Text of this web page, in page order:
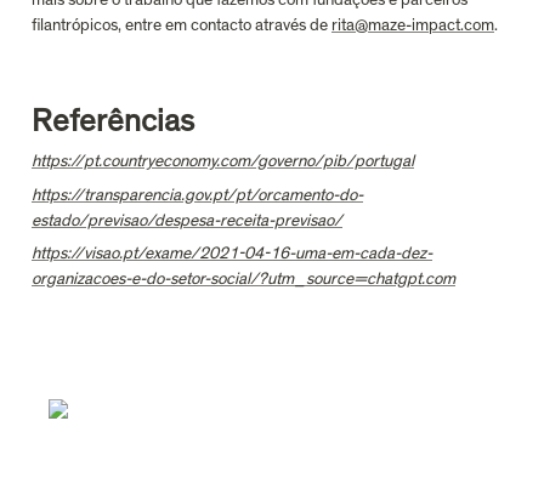
filantrópicos, entre em contacto através de rita@maze-impact.com.
Referências
https://pt.countryeconomy.com/governo/pib/portugal
https://transparencia.gov.pt/pt/orcamento-do-
estado/previsao/despesa-receita-previsao/
https://visao.pt/exame/2021-04-16-uma-em-cada-dez-
organizacoes-e-do-setor-social/?utm_source=chatgpt.com